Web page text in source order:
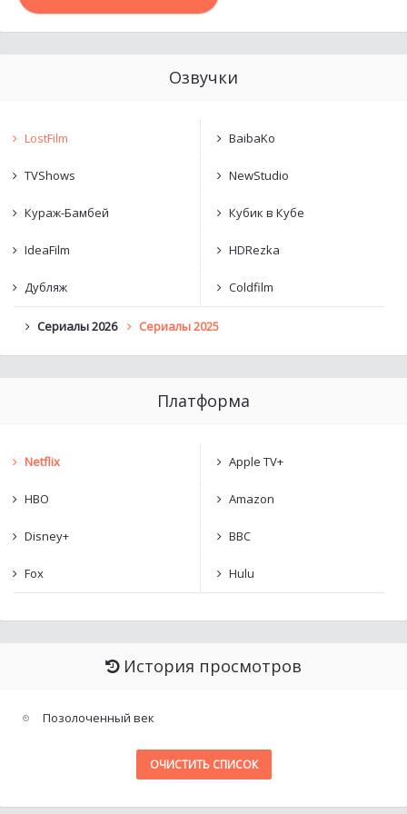
Озвучки
LostFilm BaibaKo
TVShows NewStudio
Кураж-Бамбей Кубик в Кубе
IdeaFilm HDRezka
Дубляж Coldfilm
Сериалы 2026 Сериалы 2025
Платформа
Netflix Apple TV+
HBO Amazon
Disney+ BBC
Fox Hulu
История просмотров
Позолоченный век
ОЧИСТИТЬ СПИСОК